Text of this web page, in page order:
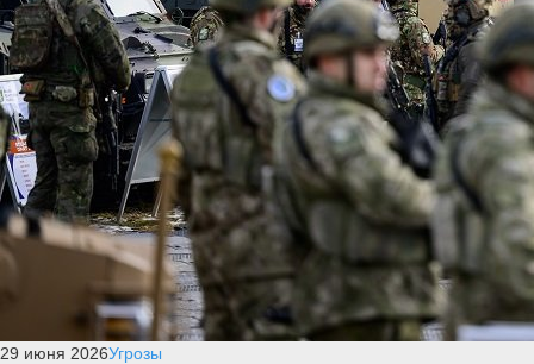
29 июня 2026Угрозы